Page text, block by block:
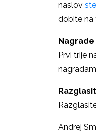
naslov
dobite na
Nagrade
Prvi trije
Andrej